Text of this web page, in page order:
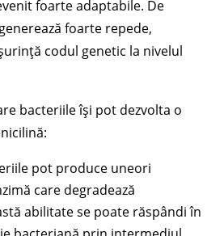
foarte adaptabile. De
foarte repede,
codul genetic la nivelul
bacteriile își pot dezvolta o
pot produce uneori
care degradează
abilitate se poate răspândi în